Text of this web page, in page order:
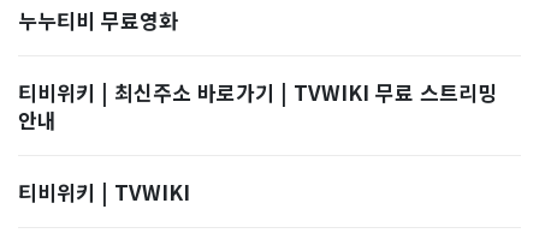
누누티비 무료영화
티비위키 | 최신주소 바로가기 | TVWIKI 무료 스트리밍
안내
티비위키 | TVWIKI